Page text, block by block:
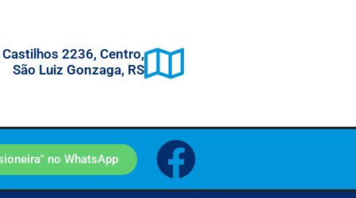
Castilhos 2236, Centro,
São Luiz Gonzaga, RS
no WhatsApp